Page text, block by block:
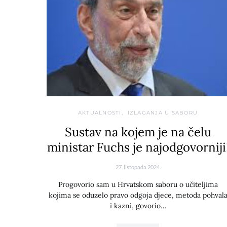
AKTUALNOSTI IZLAGANJA U SABORU
Sustav na kojem je na čelu
ministar Fuchs je
27. listopada 2024.
Progovorio sam u Hrvatskom saboru o učiteljima
kojima se oduzelo pravo odgoja djece, metoda pohvala
i kazni, govorio…